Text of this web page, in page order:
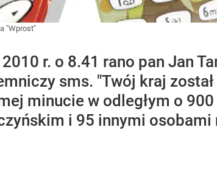
"Wprost"
r. o 8.41 rano pan Jan
sms. "Twój kraj
minucie w odległym o
i 95 innymi osobami